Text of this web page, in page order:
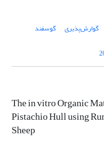
گوارش‌پذیری گوسفند
The in vitro Organic
Pistachio Hull using
Sheep